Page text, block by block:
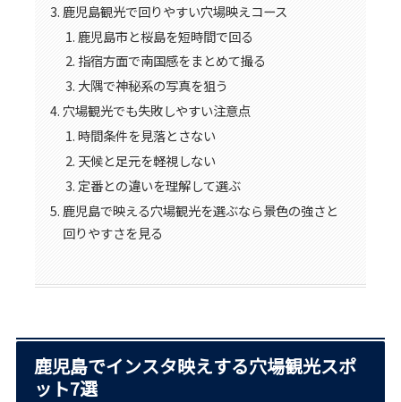
鹿児島観光で回りやすい穴場映えコース
鹿児島市と桜島を短時間で回る
指宿方面で南国感をまとめて撮る
大隅で神秘系の写真を狙う
穴場観光でも失敗しやすい注意点
時間条件を見落とさない
天候と足元を軽視しない
定番との違いを理解して選ぶ
鹿児島で映える穴場観光を選ぶなら景色の強さと
回りやすさを見る
鹿児島でインスタ映えする穴場観光スポ
ット7選